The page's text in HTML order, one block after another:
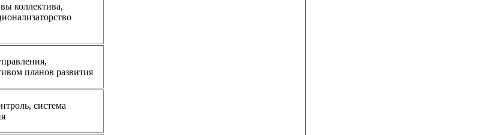
коллектива,
планов развития
система